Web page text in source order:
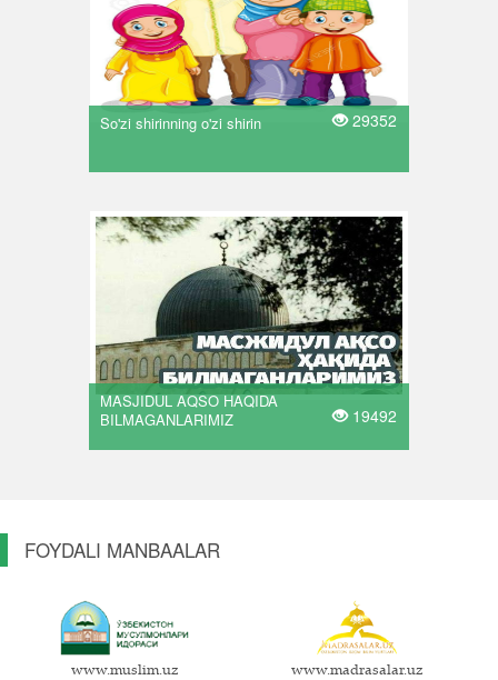
So'zi shirinning o'zi shirin 29352
MASJIDUL AQSO HAQIDA
BILMAGANLARIMIZ
19492
FOYDALI MANBAALAR
www.muslim.uz www.madrasalar.uz